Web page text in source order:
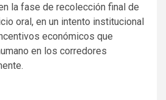
la fase de recolección final de
oral, en un intento institucional
económicos que
en los corredores